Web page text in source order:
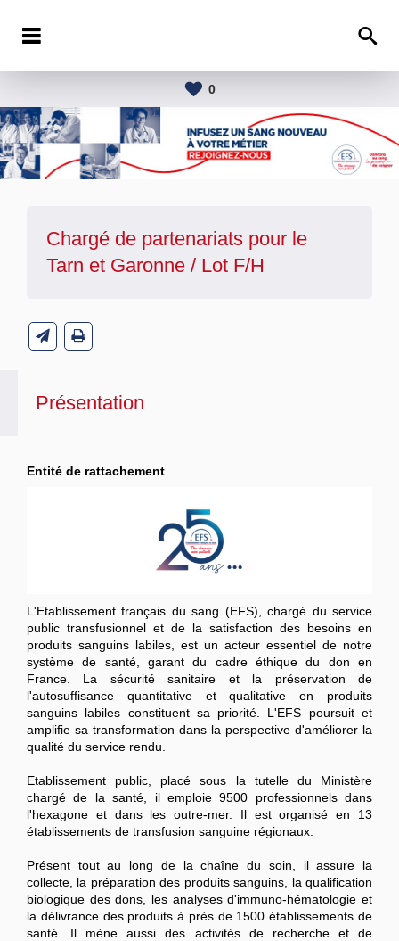
0
Chargé de partenariats pour le
Tarn et Garonne / Lot F/H
Présentation
Entité de rattachement
L'Etablissement français du sang (EFS), chargé du service
public transfusionnel et de la satisfaction des besoins en
produits sanguins labiles, est un acteur essentiel de notre
système de santé, garant du cadre éthique du don en
France. La sécurité sanitaire et la préservation de
l'autosuffisance quantitative et qualitative en produits
sanguins labiles constituent sa priorité. L'EFS poursuit et
amplifie sa transformation dans la perspective d'améliorer la
qualité du service rendu.
Etablissement public, placé sous la tutelle du Ministère
chargé de la santé, il emploie 9500 professionnels dans
l'hexagone et dans les outre-mer. Il est organisé en 13
établissements de transfusion sanguine régionaux.
Présent tout au long de la chaîne du soin, il assure la
collecte, la préparation des produits sanguins, la qualification
biologique des dons, les analyses d'immuno-hématologie et
la délivrance des produits à près de 1500 établissements de
santé. Il mène aussi des activités de recherche et de